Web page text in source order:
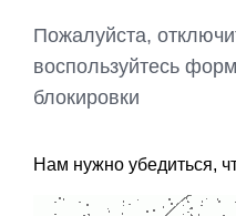
Пожалуйста,
воспользуйтесь
блокировки
Нам нужно убедиться,